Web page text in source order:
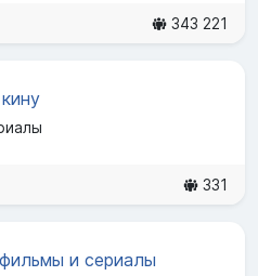
343 221
331
и сериалы